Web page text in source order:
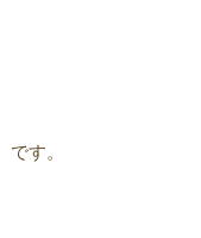
です。